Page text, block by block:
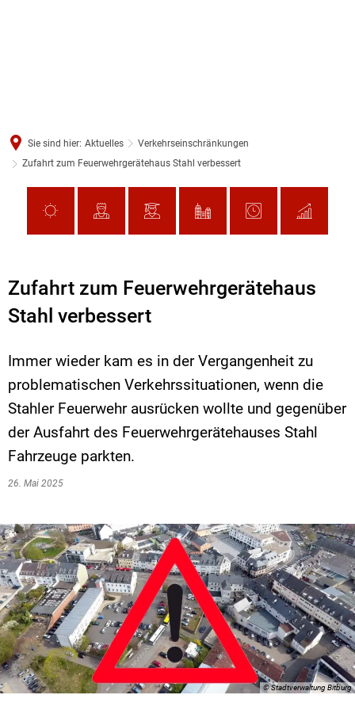
Sie sind hier: Aktuelles
Verkehrseinschränkungen
Zufahrt zum Feuerwehrgerätehaus Stahl verbessert
Zufahrt zum Feuerwehrgerätehaus
Stahl verbessert
Immer wieder kam es in der Vergangenheit zu
problematischen Verkehrssituationen, wenn die
Stahler Feuerwehr ausrücken wollte und gegenüber
der Ausfahrt des Feuerwehrgerätehauses Stahl
Fahrzeuge parkten.
26. Mai 2025
© Stadtverwaltung Bitburg